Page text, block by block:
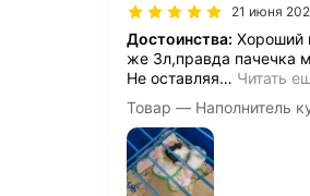
21 июня
Достоинства: Хороший
же 3л,правда пачечка
Не оставляя… Читать
Товар — Наполнитель